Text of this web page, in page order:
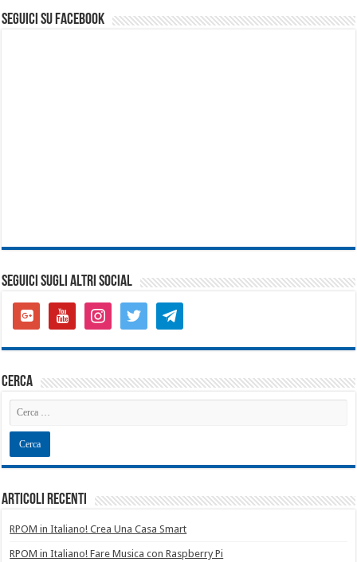
seguici su facebook
SEGUICI SUGLI ALTRI SOCIAL
google-
plus-
youtubeinstagramtwitter telegram
cerca
Articoli recenti
RPOM in Italiano! Crea Una Casa Smart
RPOM in Italiano! Fare Musica con Raspberry Pi